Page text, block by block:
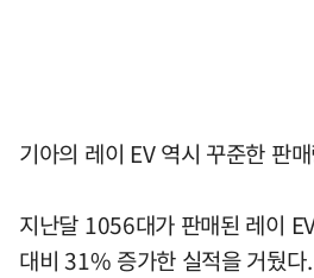
기아의 레이 EV 역시 꾸준한 판
지난달 1056대가 판매된 레이
대비 31% 증가한 실적을 거뒀다.